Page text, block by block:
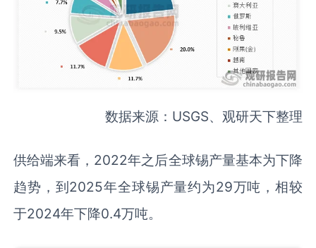
数据来源：USGS、观研天下整理
供给端来看，2022年之后全球锡产量基本为下降
趋势，到2025年全球锡产量约为29万吨，相较
于2024年下降0.4万吨。